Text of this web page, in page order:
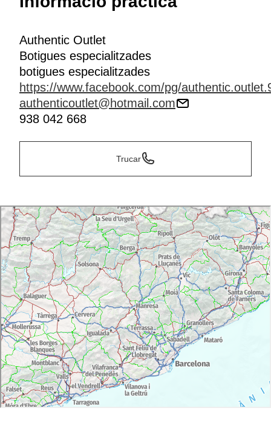
Authentic Outlet
Botigues especialitzades
botigues especialitzades
https://www.facebook.com/pg/
authenticoutlet@hotmail.com
938 042 668
Trucar